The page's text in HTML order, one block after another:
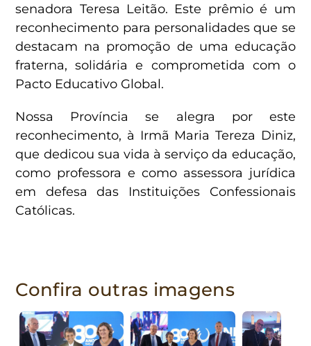
senadora Teresa Leitão. Este prêmio é um
reconhecimento para personalidades que se
destacam na promoção de uma educação
fraterna, solidária e comprometida com o
Pacto Educativo Global.
Nossa Província se alegra por este
reconhecimento, à Irmã Maria Tereza Diniz,
que dedicou sua vida à serviço da educação,
como professora e como assessora jurídica
em defesa das Instituições Confessionais
Católicas.
Confira outras imagens